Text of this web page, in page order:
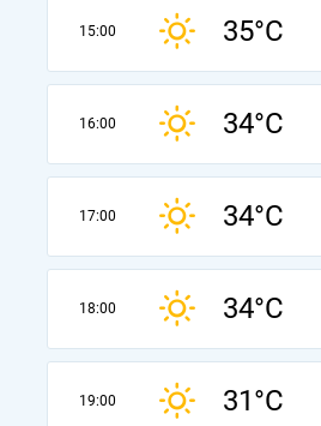
15:00 35°C
16:00 34°C
17:00 34°C
18:00 34°C
19:00 31°C